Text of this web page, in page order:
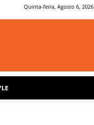
Quinta-feira, Agosto 6, 2026